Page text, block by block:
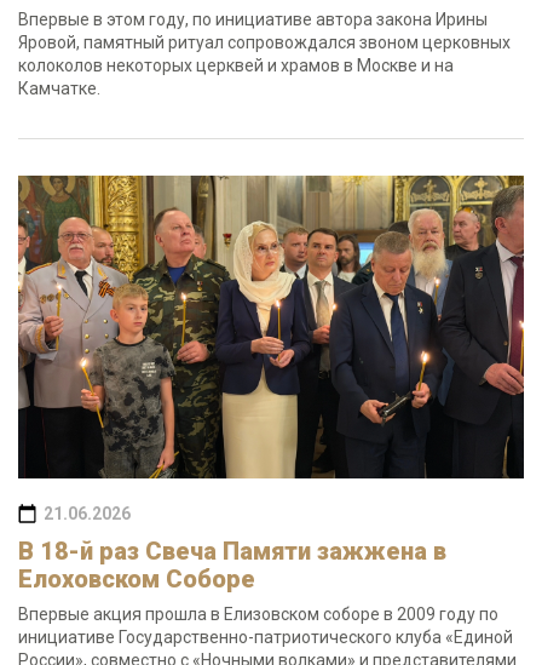
Впервые в этом году, по инициативе автора закона Ирины
Яровой, памятный ритуал сопровождался звоном церковных
колоколов некоторых церквей и храмов в Москве и на
Камчатке.
21.06.2026
В 18-й раз Свеча Памяти зажжена в
Елоховском Соборе
Впервые акция прошла в Елизовском соборе в 2009 году по
инициативе Государственно-патриотического клуба «Единой
России», совместно с «Ночными волками» и представителями